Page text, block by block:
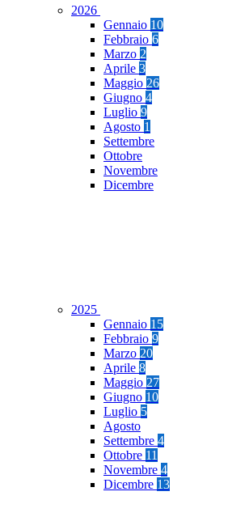
2026
Gennaio 10
Febbraio 6
Marzo 2
Aprile 3
Maggio 26
Giugno 4
Luglio 9
Agosto 1
Settembre
Ottobre
Novembre
Dicembre
2025
Gennaio 15
Febbraio 9
Marzo 20
Aprile 8
Maggio 27
Giugno 10
Luglio 5
Agosto
Settembre 4
Ottobre 11
Novembre 4
Dicembre 13